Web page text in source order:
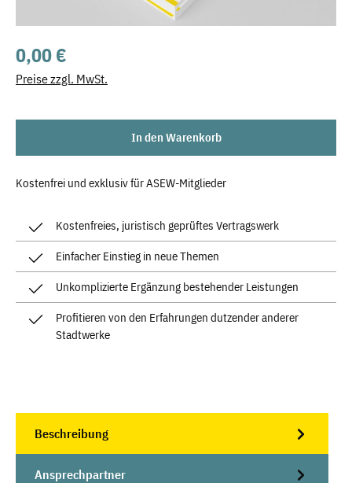
Regulärer Preis:
0,00 €
Preise zzgl. MwSt.
In den Warenkorb
Kostenfrei und exklusiv für ASEW-Mitglieder
Kostenfreies, juristisch geprüftes Vertragswerk
Einfacher Einstieg in neue Themen
Unkomplizierte Ergänzung bestehender Leistungen
Profitieren von den Erfahrungen dutzender anderer
Stadtwerke
Beschreibung
Ansprechpartner